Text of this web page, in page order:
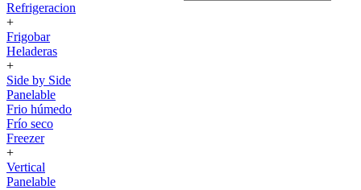
Refrigeracion
+
Frigobar
Heladeras
+
Side by Side
Panelable
Frio húmedo
Frío seco
Freezer
+
Vertical
Panelable